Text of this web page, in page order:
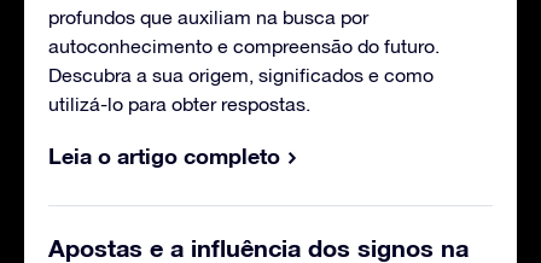
profundos que auxiliam na busca por
autoconhecimento e compreensão do futuro.
Descubra a sua origem, significados e como
utilizá-lo para obter respostas.
Leia o artigo completo
Apostas e a influência dos signos na